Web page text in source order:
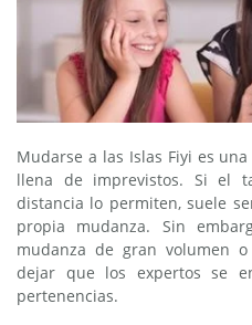
Mudarse a las Islas Fiyi es
llena de imprevistos. Si el
distancia lo permiten, suele
propia mudanza. Sin
mudanza de gran volumen
dejar que los expertos se
pertenencias.